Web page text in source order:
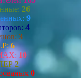
26
9
4
3
6
10
2
0